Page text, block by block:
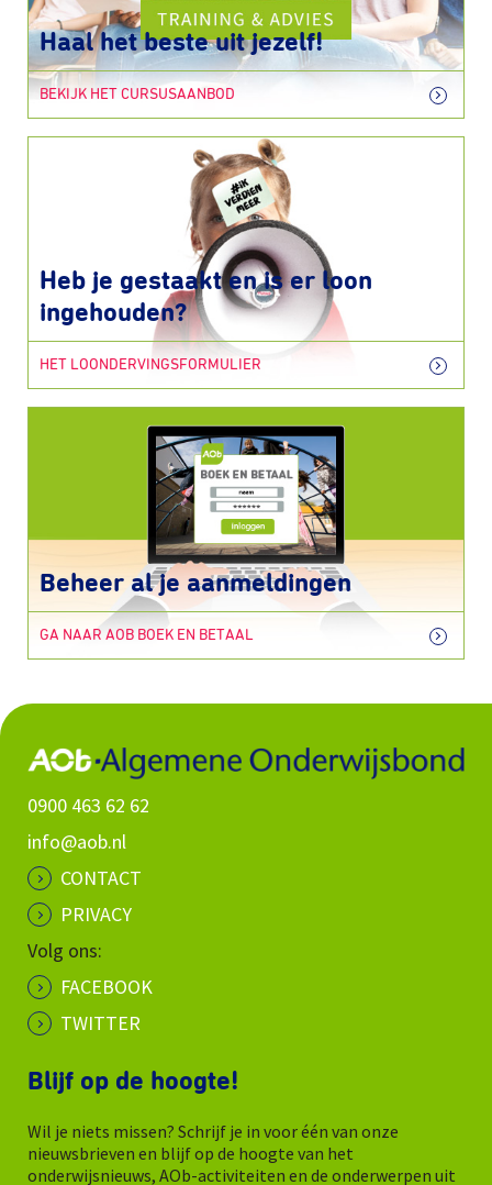
Haal het beste uit jezelf!
BEKIJK HET CURSUSAANBOD
Heb je gestaakt en is er loon
ingehouden?
HET LOONDERVINGSFORMULIER
Beheer al je aanmeldingen
GA NAAR AOB BOEK EN BETAAL
0900 463 62 62
info@aob.nl
CONTACT
PRIVACY
Volg ons:
FACEBOOK
TWITTER
Blijf op de hoogte!
Wil je niets missen? Schrijf je in voor één van onze
nieuwsbrieven en blijf op de hoogte van het
onderwijsnieuws, AOb-activiteiten en de onderwerpen uit